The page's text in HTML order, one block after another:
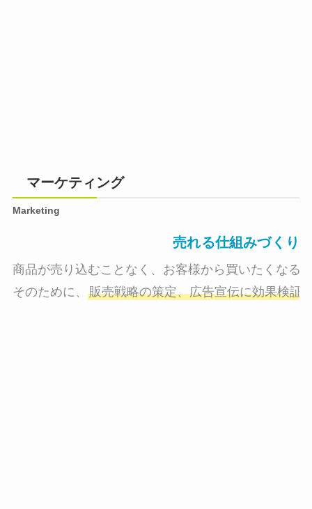
マーケティング
Marketing
売れる仕組みづくり
商品が売り込むことなく、お客様から買いたくなる
そのために、 販売戦略の策定、広告宣伝に効果検証